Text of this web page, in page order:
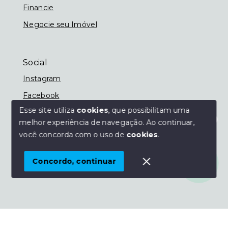
Olá! Estamos disponíveis para te ajudar.
Financie
Negocie seu Imóvel
Social
Instagram
Facebook
© Copyright 2026 - Imobiliária Nassif - Todos os
SITE PARA IMOBILIARIA
Esse site utiliza cookies, que possibilitam uma
melhor experiência de navegação.Ao continuar,
você concorda com o uso de cookies.
Concordo, continuar